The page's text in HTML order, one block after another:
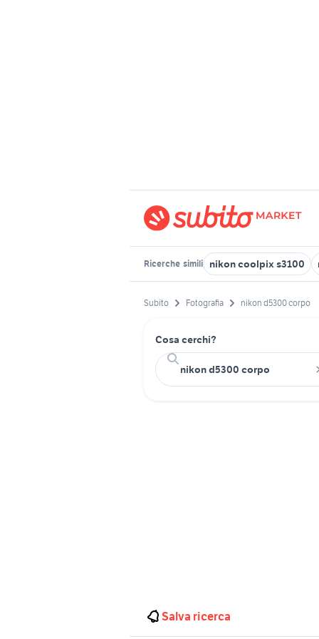
Ricerche simili nikon coolpix s3100
Subito Fotografia nikon d5300 corpo
Cosa cerchi?
Salva ricerca